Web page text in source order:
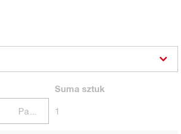
Suma sztuk
1